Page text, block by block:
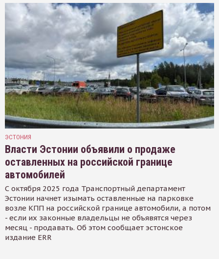
ЭСТОНИЯ
Власти Эстонии объявили о продаже
оставленных на российской границе
автомобилей
С октября 2025 года Транспортный департамент
Эстонии начнет изымать оставленные на парковке
возле КПП на российской границе автомобили, а потом
- если их законные владельцы не объявятся через
месяц - продавать. Об этом сообщает эстонское
издание ERR